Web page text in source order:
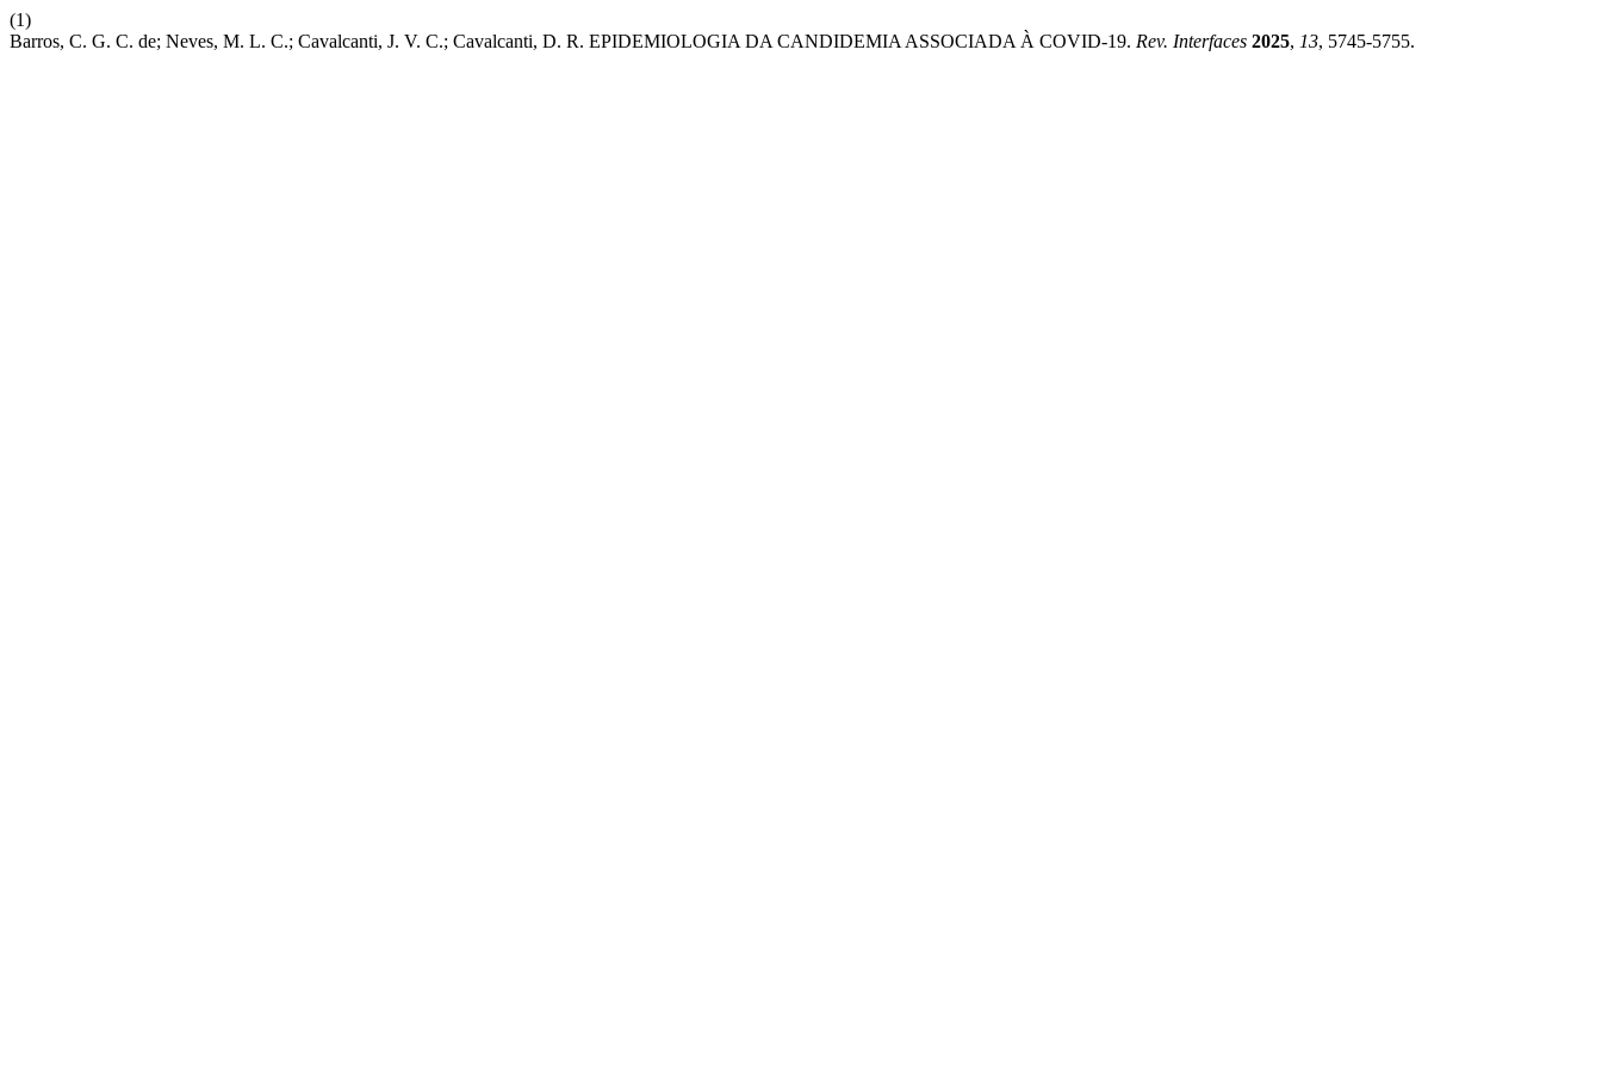
(1)
Barros, C. G. C. de; Neves, M. L. C.; Cavalcanti, J. V. C.; Cavalcanti, D. R. EPIDEMIOLOGIA DA CANDIDEMIA ASSOCIADA À COVID-19. Rev. Interfaces 2025, 13, 5745-5755.